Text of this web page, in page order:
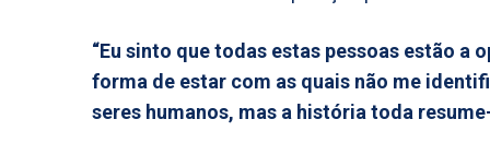
“Eu sinto que todas estas pessoas estão a
forma de estar com as quais não me
seres humanos, mas a história toda